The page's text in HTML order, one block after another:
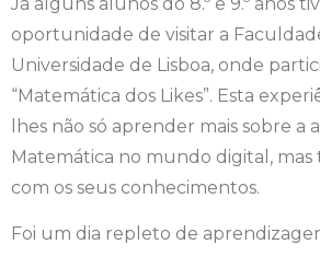
oportunidade de visitar a
Universidade de Lisboa, onde
“Matemática dos Likes”. Esta
lhes não só aprender mais sobre a
Matemática no mundo digital,
com os seus conhecimentos.
Foi um dia repleto de